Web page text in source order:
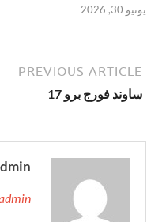
يونيو 30, 2026
PREVIOUS ARTICLE
ساوند فورج برو 17
→